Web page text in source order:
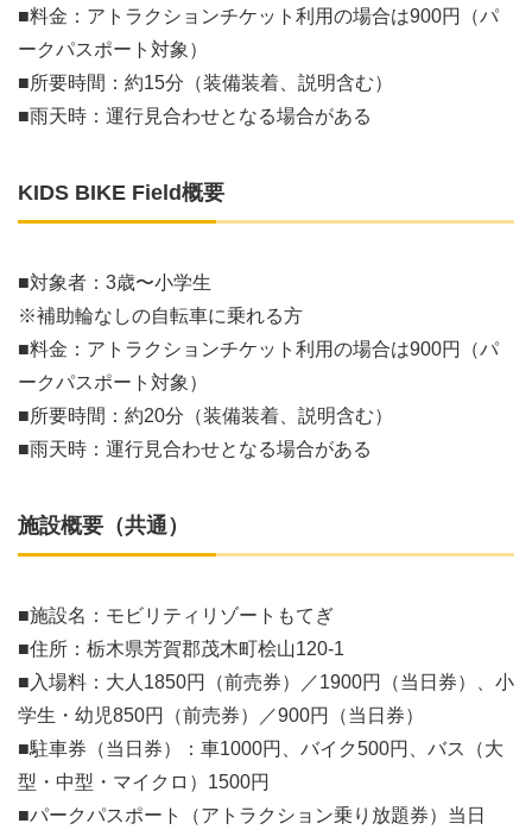
■料金：アトラクションチケット利用の場合は900円（パ
ークパスポート対象）
■所要時間：約15分（装備装着、説明含む）
■雨天時：運行見合わせとなる場合がある
KIDS BIKE Field概要
■対象者：3歳〜小学生
※補助輪なしの自転車に乗れる方
■料金：アトラクションチケット利用の場合は900円（パ
ークパスポート対象）
■所要時間：約20分（装備装着、説明含む）
■雨天時：運行見合わせとなる場合がある
施設概要（共通）
■施設名：モビリティリゾートもてぎ
■住所：栃木県芳賀郡茂木町桧山120-1
■入場料：大人1850円（前売券）／1900円（当日券）、小
学生・幼児850円（前売券）／900円（当日券）
■駐車券（当日券）：車1000円、バイク500円、バス（大
型・中型・マイクロ）1500円
■パークパスポート（アトラクション乗り放題券）当日